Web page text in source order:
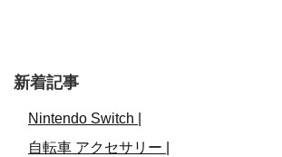
新着記事
Nintendo Switch |
自転車 アクセサリー |